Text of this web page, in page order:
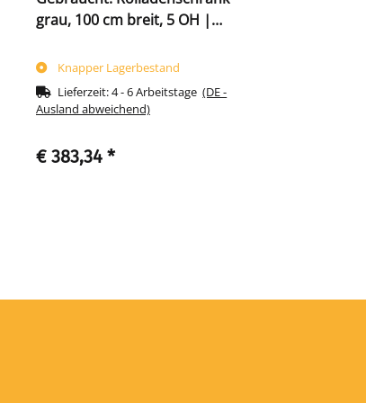
grau, 100 cm breit, 5 OH |
Knapper Lagerbestand
Lieferzeit:4 - 6 Arbeitstage(DE -
Ausland abweichend)
€ 383,34 *